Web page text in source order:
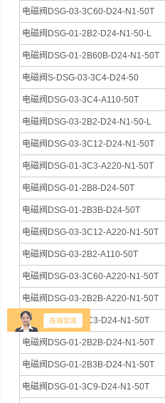
电磁阀DSG-03-3C60-D24-N1-50T
电磁阀DSG-01-2B2-D24-N1-50-L
电磁阀DSG-01-2B60B-D24-N1-50T
电磁阀S-DSG-03-3C4-D24-50
电磁阀DSG-03-3C4-A110-50T
电磁阀DSG-03-2B2-D24-N1-50-L
电磁阀DSG-03-3C12-D24-N1-50T
电磁阀DSG-01-3C3-A220-N1-50T
电磁阀DSG-01-2B8-D24-50T
电磁阀DSG-01-2B3B-D24-50T
电磁阀DSG-03-3C12-A220-N1-50T
电磁阀DSG-03-2B2-A110-50T
电磁阀DSG-03-3C60-A220-N1-50T
电磁阀DSG-03-2B2B-A220-N1-50T
电磁阀DSG-03-3C3-D24-N1-50T
电磁阀DSG-01-2B2B-D24-N1-50T
电磁阀DSG-01-2B3B-D24-N1-50T
电磁阀DSG-01-3C9-D24-N1-50T